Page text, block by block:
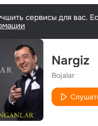
сервисы для вас.
Nargiz
Bojalar